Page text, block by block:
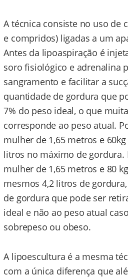
A técnica consiste no uso de
e compridos) ligadas a um
Antes da lipoaspiração é
soro fisiológico e adrenalina
sangramento e facilitar a
quantidade de gordura que
7% do peso ideal, o que
corresponde ao peso atual.
mulher de 1,65 metros e
litros no máximo de gordura.
mulher de 1,65 metros e 80
mesmos 4,2 litros de
de gordura que pode ser
ideal e não ao peso atual
sobrepeso ou obeso.
A lipoescultura é a mesma
com a única diferença que